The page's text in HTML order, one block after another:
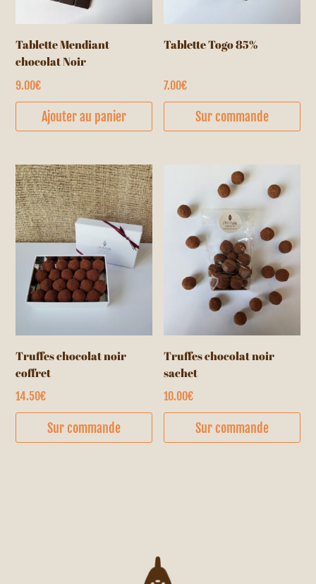
Tablette Mendiant
chocolat Noir
9.00€
Ajouter au panier
Tablette Togo 85%
7.00€
Sur commande
Truffes chocolat noir
coffret
14.50€
Sur commande
Truffes chocolat noir
sachet
10.00€
Sur commande